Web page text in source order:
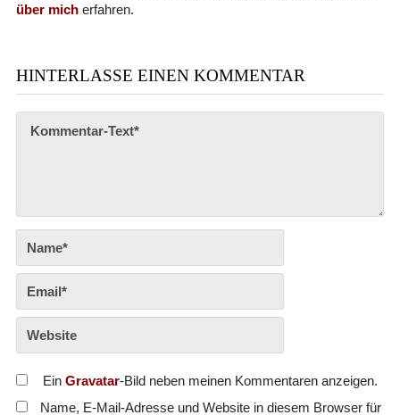
über micherfahren.
HINTERLASSE EINEN KOMMENTAR
Ein Gravatar-Bild neben meinen Kommentaren anzeigen.
Name, E-Mail-Adresse und Website in diesem Browser für